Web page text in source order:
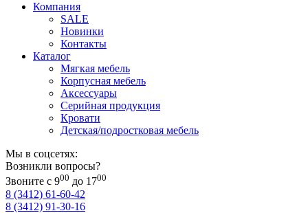
Компания
SALE
Новинки
Контакты
Каталог
Мягкая мебель
Корпусная мебель
Аксессуары
Серийная продукция
Кровати
Детская/подростковая мебель
Мы в соцсетях:
Возникли вопросы?
Звоните с 900 до 1700
8 (3412) 61-60-42
8 (3412) 91-30-16